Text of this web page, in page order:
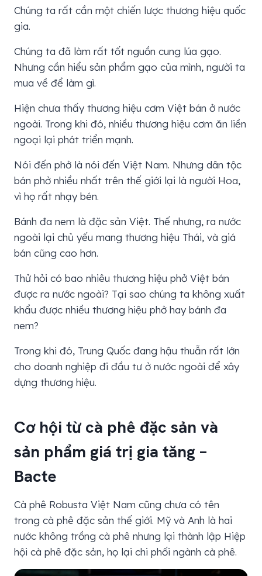
Chúng ta rất cần một chiến lược thương hiệu quốc
gia.
Chúng ta đã làm rất tốt nguồn cung lúa gạo.
Nhưng cần hiểu sản phẩm gạo của mình, người ta
mua về để làm gì.
Hiện chưa thấy thương hiệu cơm Việt bán ở nước
ngoài. Trong khi đó, nhiều thương hiệu cơm ăn liền
ngoại lại phát triển mạnh.
Nói đến phở là nói đến Việt Nam. Nhưng dân tộc
bán phở nhiều nhất trên thế giới lại là người Hoa,
vì họ rất nhạy bén.
Bánh đa nem là đặc sản Việt. Thế nhưng, ra nước
ngoài lại chủ yếu mang thương hiệu Thái, và giá
bán cũng cao hơn.
Thử hỏi có bao nhiêu thương hiệu phở Việt bán
được ra nước ngoài? Tại sao chúng ta không xuất
khẩu được nhiều thương hiệu phở hay bánh đa
nem?
Trong khi đó, Trung Quốc đang hậu thuẫn rất lớn
cho doanh nghiệp đi đầu tư ở nước ngoài để xây
dựng thương hiệu.
Cơ hội từ cà phê đặc sản và
sản phẩm giá trị gia tăng –
Bacte
Cà phê Robusta Việt Nam cũng chưa có tên
trong cà phê đặc sản thế giới. Mỹ và Anh là hai
nước không trồng cà phê nhưng lại thành lập Hiệp
hội cà phê đặc sản, họ lại chi phối ngành cà phê.